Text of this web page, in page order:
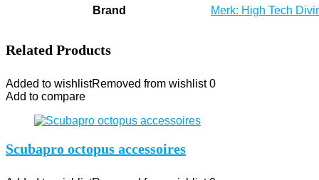
Brand Merk: High Tech
Related Products
Added to wishlistRemoved from wishlist 0
Add to compare
Scubapro octopus accessoires